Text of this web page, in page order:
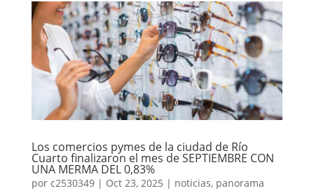
Los comercios pymes de la ciudad de Río
Cuarto finalizaron el mes de SEPTIEMBRE CON
UNA MERMA DEL 0,83%
por c2530349| Oct 23, 2025 | noticias, panorama